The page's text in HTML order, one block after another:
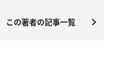
この著者の記事一覧